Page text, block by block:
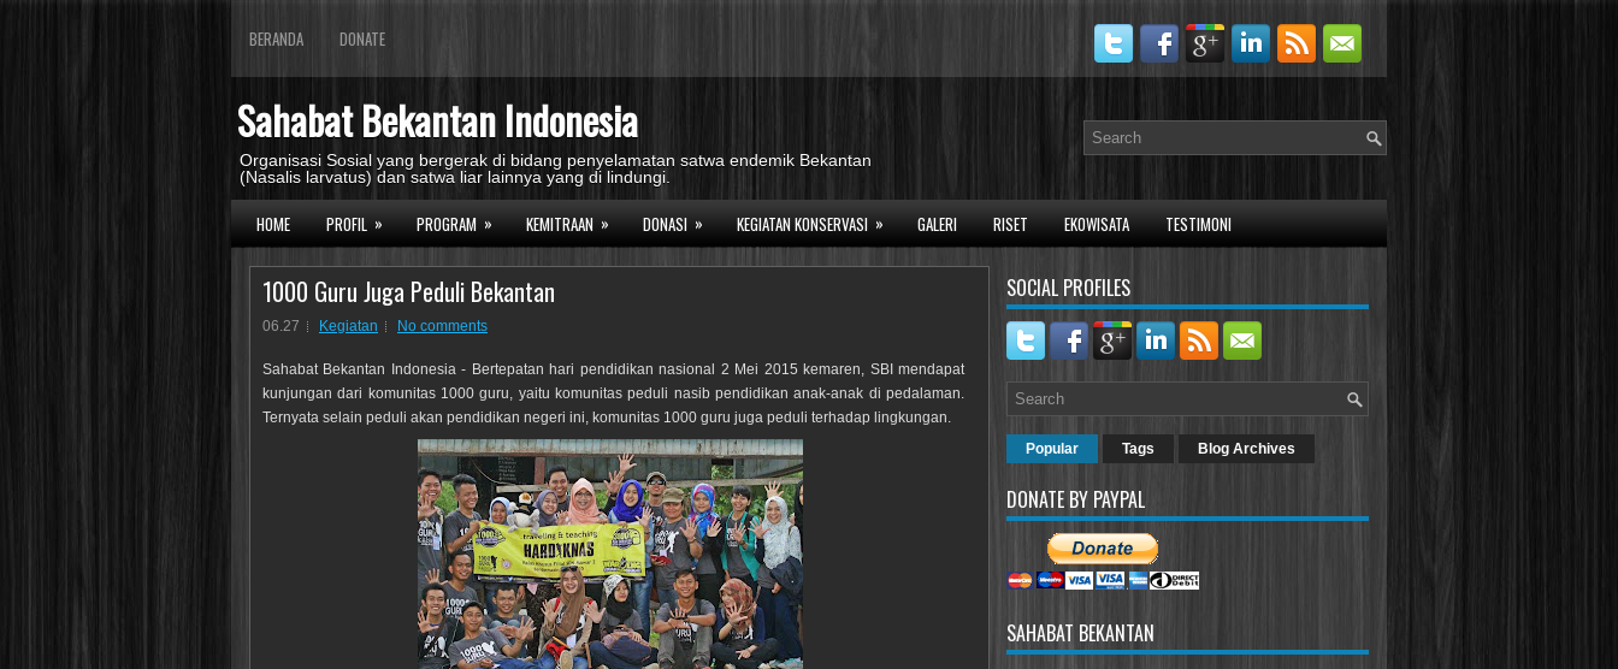
BERANDA DONATE
Sahabat Bekantan Indonesia
Organisasi Sosial yang bergerak di bidang penyelamatan satwa endemik Bekantan
(Nasalis larvatus) dan satwa liar lainnya yang di lindungi.
HOME PROFIL » PROGRAM » KEMITRAAN » DONASI » KEGIATAN KONSERVASI » GALERI RISET EKOWISATA TESTIMONI
1000 Guru Juga Peduli Bekantan
06.27 Kegiatan No comments
Sahabat Bekantan Indonesia - Bertepatan hari pendidikan nasional 2 Mei 2015 kemaren, SBI mendapat
kunjungan dari komunitas 1000 guru, yaitu komunitas peduli nasib pendidikan anak-anak di pedalaman.
Ternyata selain peduli akan pendidikan negeri ini, komunitas 1000 guru juga peduli terhadap lingkungan.
SOCIAL PROFILES
Popular Tags Blog Archives
DONATE BY PAYPAL
SAHABAT BEKANTAN